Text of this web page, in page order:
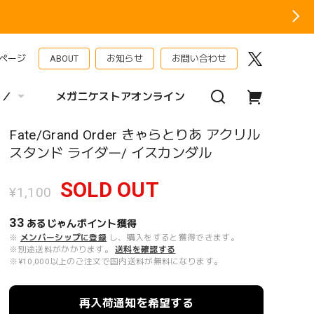
ージ ABOUT お知らせ お問い合わせ
メガニケストアオンライン
Fate/Grand Order きゃらとりあ アクリル
スタンド ライダー/ イスカンダル
¥1,100 SOLD OUT
33 あるじゃんポイント獲得
※ メンバーシップに登録 し、購入をすると獲得できます。
※別途送料がかかります。
送料を確認する
※¥10,000以上のご注文で国内送料が無料になります。
再入荷通知を希望する